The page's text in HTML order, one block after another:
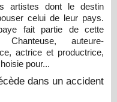
artistes dont le destin
celui de leur pays.
fait partie de cette
Chanteuse, auteure-
actrice et productrice,
pour...
dans un accident